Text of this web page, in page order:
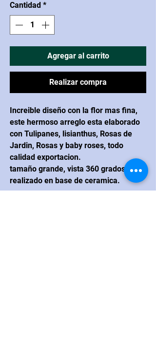
Cantidad *
Agregar al carrito
Realizar compra
Increible diseño con la flor mas fina,
este hermoso arreglo esta elaborado
con Tulipanes, lisianthus, Rosas de
Jardin, Rosas y baby roses, todo
calidad exportacion.
tamaño grande, vista 360 grados , y
realizado en base de ceramica.